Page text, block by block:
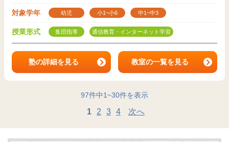
対象学年 幼児 小1~小6 中1~中3
授業形式 集団指導 通信教育・インターネット学習
塾の詳細を見る 教室の一覧を見る
97件中1~30件を表示
1 2 3 4 次へ